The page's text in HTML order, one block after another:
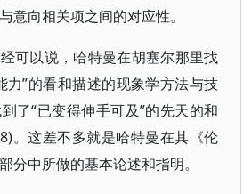
意向相关项之间的对应性。
可以说，哈特曼在胡塞尔那里找
力”的看和描述的现象学方法与技
了“已变得伸手可及”的先天的和
。这差不多就是哈特曼在其《伦
分中所做的基本论述和指明。